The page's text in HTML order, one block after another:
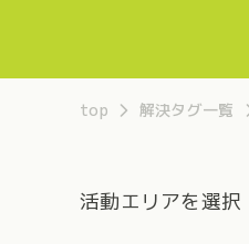
top 解決タグ一覧
活動エリアを選択